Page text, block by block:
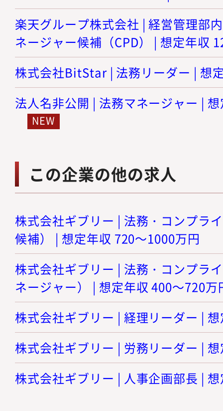
楽天グループ株式会社 | 経営管理部
ネージャー候補（CPD） | 想定年収
株式会社BitStar | 法務リーダー | 想
法人名非公開 | 法務マネージャー |
この企業の他の求人
株式会社ギブリー | 法務・コンプラ
候補） | 想定年収 720～1000万円
株式会社ギブリー | 法務・コンプラ
ネージャー） | 想定年収 400～720万
株式会社ギブリー | 経理リーダー |
株式会社ギブリー | 労務リーダー |
株式会社ギブリー | 人事企画部長 |